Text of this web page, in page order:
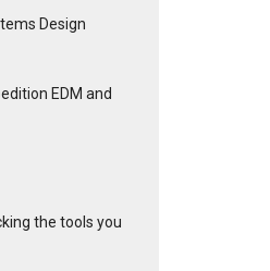
Design
EDM and
the tools you